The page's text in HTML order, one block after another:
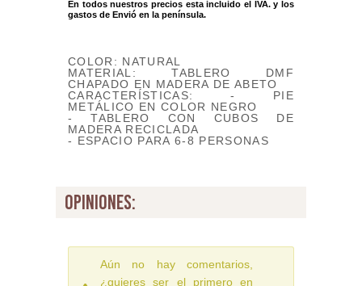
En todos nuestros precios esta incluido el IVA. y los
gastos de Envió en la península.
COLOR: NATURAL
MATERIAL: TABLERO DMF
CHAPADO EN MADERA DE ABETO
CARACTERÍSTICAS: - PIE
METÁLICO EN COLOR NEGRO
- TABLERO CON CUBOS DE
MADERA RECICLADA
- ESPACIO PARA 6-8 PERSONAS
opiniones:
Aún no hay comentarios,
¿quieres ser el primero en